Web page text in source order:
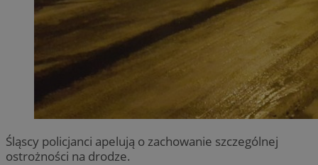
Śląscy policjanci apelują o zachowanie szczególnej
ostrożności na drodze.